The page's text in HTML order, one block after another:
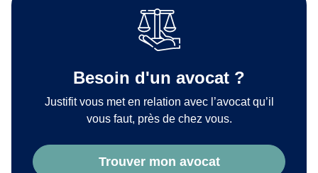
Besoin d'un avocat ?
Justifit vous met en relation avec l’avocat qu’il
vous faut, près de chez vous.
Trouver mon avocat